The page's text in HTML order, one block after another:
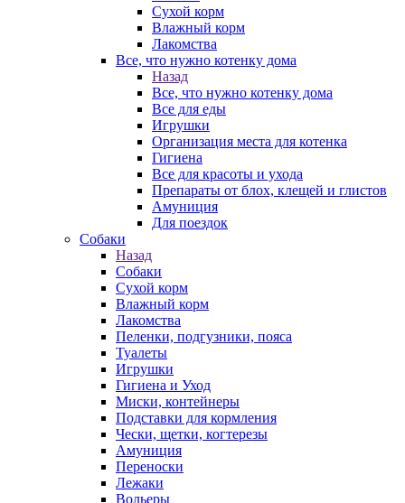
Сухой корм
Влажный корм
Лакомства
Все, что нужно котенку дома
Назад
Все, что нужно котенку дома
Все для еды
Игрушки
Организация места для котенка
Гигиена
Все для красоты и ухода
Препараты от блох, клещей и глистов
Амуниция
Для поездок
Собаки
Назад
Собаки
Сухой корм
Влажный корм
Лакомства
Пеленки, подгузники, пояса
Туалеты
Игрушки
Гигиена и Уход
Миски, контейнеры
Подставки для кормления
Чески, щетки, когтерезы
Амуниция
Переноски
Лежаки
Вольеры